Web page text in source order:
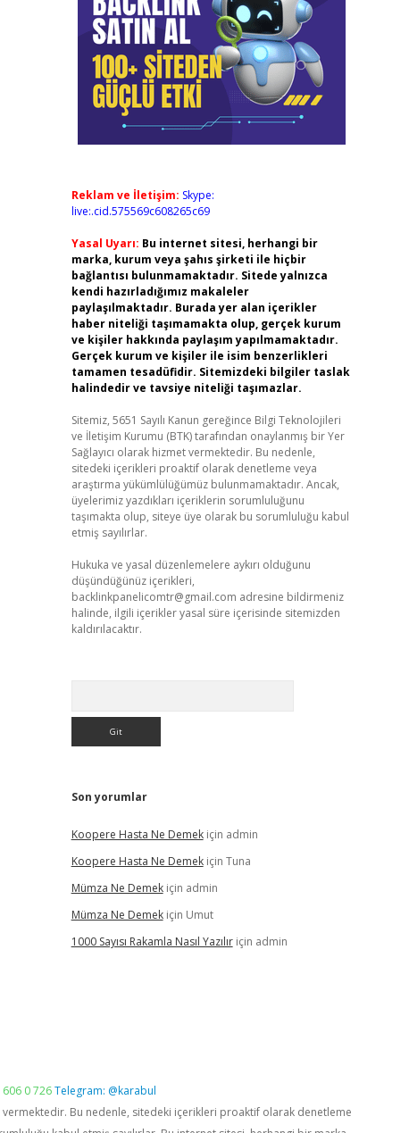
Reklam ve İletişim: Skype:
live:.cid.575569c608265c69
Yasal Uyarı: Bu internet sitesi, herhangi bir
marka, kurum veya şahıs şirketi ile hiçbir
bağlantısı bulunmamaktadır. Sitede yalnızca
kendi hazırladığımız makaleler
paylaşılmaktadır. Burada yer alan içerikler
haber niteliği taşımamakta olup, gerçek kurum
ve kişiler hakkında paylaşım yapılmamaktadır.
Gerçek kurum ve kişiler ile isim benzerlikleri
tamamen tesadüfidir. Sitemizdeki bilgiler taslak
halindedir ve tavsiye niteliği taşımazlar.
Sitemiz, 5651 Sayılı Kanun gereğince Bilgi Teknolojileri
ve İletişim Kurumu (BTK) tarafından onaylanmış bir Yer
Sağlayıcı olarak hizmet vermektedir. Bu nedenle,
sitedeki içerikleri proaktif olarak denetleme veya
araştırma yükümlülüğümüz bulunmamaktadır. Ancak,
üyelerimiz yazdıkları içeriklerin sorumluluğunu
taşımakta olup, siteye üye olarak bu sorumluluğu kabul
etmiş sayılırlar.
Hukuka ve yasal düzenlemelere aykırı olduğunu
düşündüğünüz içerikleri,
backlinkpanelicomtr@gmail.com adresine bildirmeniz
halinde, ilgili içerikler yasal süre içerisinde sitemizden
kaldırılacaktır.
Son yorumlar
Koopere Hasta Ne Demekiçin admin
Koopere Hasta Ne Demekiçin Tuna
Mümza Ne Demekiçin admin
Mümza Ne Demekiçin Umut
1000 Sayısı Rakamla Nasıl Yazılıriçin admin
0 726Telegram: @karabul
vermektedir. Bu nedenle, sitedeki içerikleri proaktif olarak denetleme